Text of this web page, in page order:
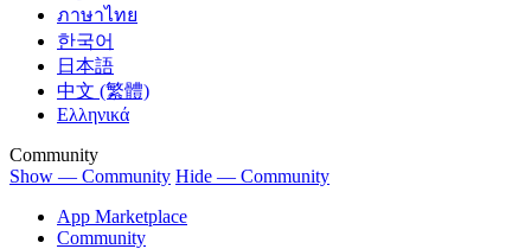
ภาษาไทย
한국어
日本語
中文 (繁體)
Ελληνικά
Community
Show — Community Hide — Community
App Marketplace
Community